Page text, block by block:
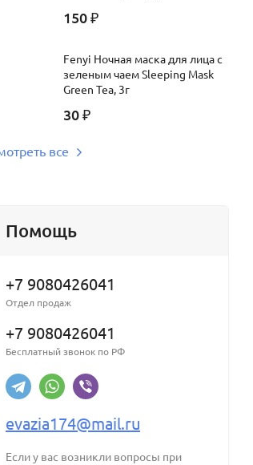
150 ₽
Fenyi Ночная маска для лица с
зеленым чаем Sleeping Mask
Green Tea, 3г
30 ₽
все
Помощь
+7 9080426041
Отдел продаж
+7 9080426041
Бесплатный звонок по РФ
evazia174@mail.ru
Если у вас возникли вопросы при